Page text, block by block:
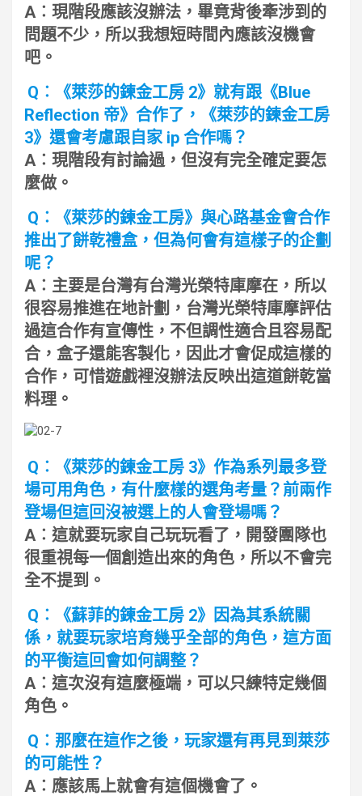
A︰現階段應該沒辦法，畢竟背後牽涉到的
問題不少，所以我想短時間內應該沒機會
吧。
Q︰《萊莎的鍊金工房 2》就有跟《Blue
Reflection 帝》合作了，《萊莎的鍊金工房
3》還會考慮跟自家 ip 合作嗎？
A︰現階段有討論過，但沒有完全確定要怎
麼做。
Q︰《萊莎的鍊金工房》與心路基金會合作
推出了餅乾禮盒，但為何會有這樣子的企劃
呢？
A︰主要是台灣有台灣光榮特庫摩在，所以
很容易推進在地計劃，台灣光榮特庫摩評估
過這合作有宣傳性，不但調性適合且容易配
合，盒子還能客製化，因此才會促成這樣的
合作，可惜遊戲裡沒辦法反映出這道餅乾當
料理。
Q︰《萊莎的鍊金工房 3》作為系列最多登
場可用角色，有什麼樣的選角考量？前兩作
登場但這回沒被選上的人會登場嗎？
A︰這就要玩家自己玩玩看了，開發團隊也
很重視每一個創造出來的角色，所以不會完
全不提到。
Q︰《蘇菲的鍊金工房 2》因為其系統關
係，就要玩家培育幾乎全部的角色，這方面
的平衡這回會如何調整？
A︰這次沒有這麼極端，可以只練特定幾個
角色。
Q︰那麼在這作之後，玩家還有再見到萊莎
的可能性？
A︰應該馬上就會有這個機會了。